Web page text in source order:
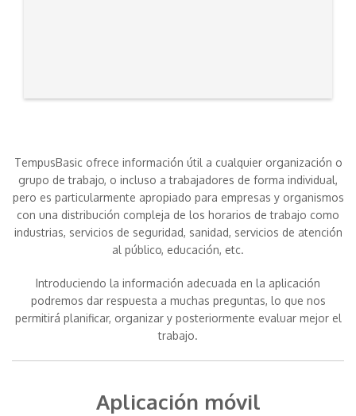
TempusBasic ofrece información útil a cualquier organización o
grupo de trabajo, o incluso a trabajadores de forma individual,
pero es particularmente apropiado para empresas y organismos
con una distribución compleja de los horarios de trabajo como
industrias, servicios de seguridad, sanidad, servicios de atención
al público, educación, etc.
Introduciendo la información adecuada en la aplicación
podremos dar respuesta a muchas preguntas, lo que nos
permitirá planificar, organizar y posteriormente evaluar mejor el
trabajo.
Aplicación móvil